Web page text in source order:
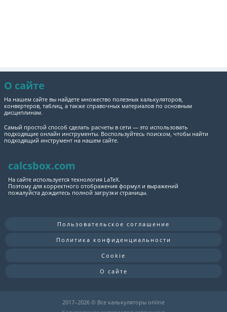
О сайте
На нашем сайте вы найдете множество полезных калькуляторов,
конвертеров, таблиц, а также справочных материалов по основным
дисциплинам.
Самый простой способ сделать расчеты в сети — это использовать
подходящие онлайн инструменты. Воспользуйтесь поиском, чтобы найти
подходящий инструмент на нашем сайте.
calcsbox.com
На сайте используется технология LaTeX.
Поэтому для корректного отображения формул и выражений
пожалуйста дождитесь полной загрузки страницы.
Пользовательское соглашение
Политика конфиденциальности
Cookie
О сайте
2017–2026 © Все калькуляторы online